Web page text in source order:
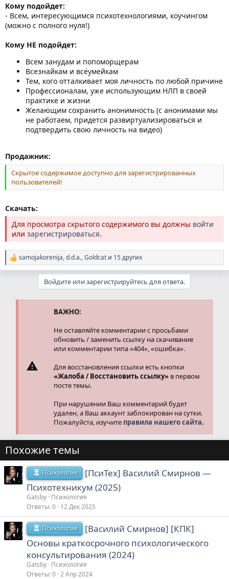
Кому подойдет:
- Всем, интересующимся психотехнологиями, коучингом
(можно с полного нуля!)
Кому НЕ подойдет:
Всем занудам и попоморщерам
Всезнайкам и всёумейкам
Тем, кого отталкивает моя личность по любой причине
Профессионалам, уже использующим НЛП в своей
практике и жизни
Желающим сохранить анонимность (с анонимами мы
не работаем, придется развиртуализироваться и
подтвердить свою личность на видео)
Продажник:
Скрытое содержимое доступно для зарегистрированных
пользователей!
Скачать:
Для просмотра скрытого содержимого вы должны войти
или зарегистрироваться.
Р
е
samojakorenija,d.d.a.,Goldcat и 15 других
Войдите или зарегистрируйтесь для ответа.
ВАЖНО:
Не оставляйте комментарии с просьбами
обновить / заменить ссылку на скачивание
или комментарии типа «404», «ошибка».
Для восстановления ссылки есть кнопки
«Жалоба / Восстановить ссылку» в первом
посте темы.
При нарушении Ваш комментарий будет
удален, а Ваш аккаунт заблокирован на сутки.
Пожалуйста, изучите правила нашего сайта.
Похожие темы
Психология
[ПсиТех] Василий Смирнов ―
Психотехникум (2025)
Gatsby Психология
Ответы 0 12 Дек 2025
Психология
[Василий Смирнов] [КПК]
Основы краткосрочного психологического
консультирования (2024)
Gatsby Психология
Ответы 0 2 Апр 2024